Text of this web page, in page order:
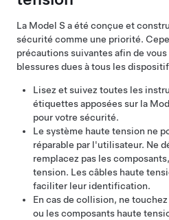
La Model S a été conçue et
sécurité comme une priorité.
précautions suivantes afin de
blessures dues à tous les
Lisez et suivez toutes les
étiquettes apposées sur la
pour votre sécurité.
Le système haute tension ne
réparable par l'utilisateur. Ne
remplacez pas les
tension. Les câbles haute
faciliter leur identification.
En cas de collision, ne
ou les composants haute